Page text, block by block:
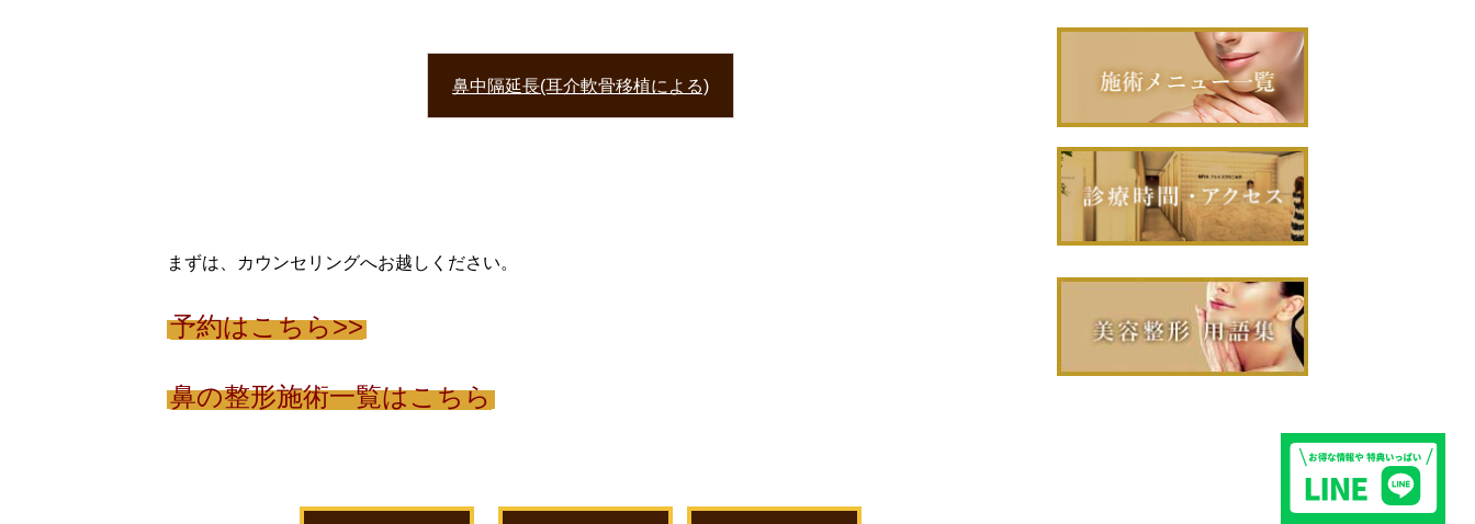
鼻中隔延長(耳介軟骨移植による)
まずは、カウンセリングへお越しください。
予約はこちら>>
鼻の整形施術一覧はこちら